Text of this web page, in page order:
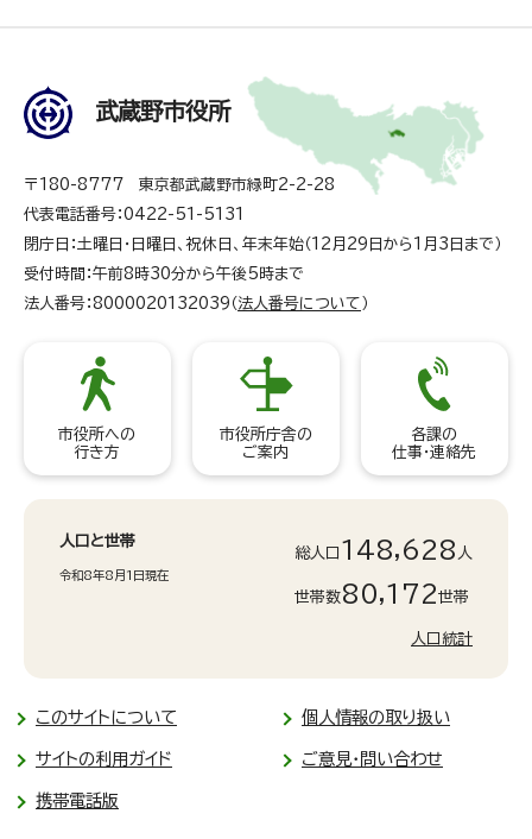
武蔵野市役所
〒180-8777 東京都武蔵野市緑町2-2-28
代表電話番号：0422-51-5131
閉庁日：土曜日・日曜日、祝休日、年末年始（12月29日から1月3日まで）
受付時間：午前8時30分から午後5時まで
法人番号：8000020132039（ 法人番号について ）
市役所への
行き方
市役所庁舎の
ご案内
各課の
仕事・連絡先
人口と世帯
令和8年8月1日現在
総人口 148,628 人
世帯数80,172世帯
人口統計
このサイトについて 個人情報の取り扱い
サイトの利用ガイド ご意見・問い合わせ
携帯電話版